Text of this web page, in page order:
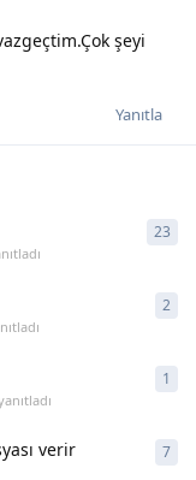
şeyi
Yanıtla
23
2
1
verir
7